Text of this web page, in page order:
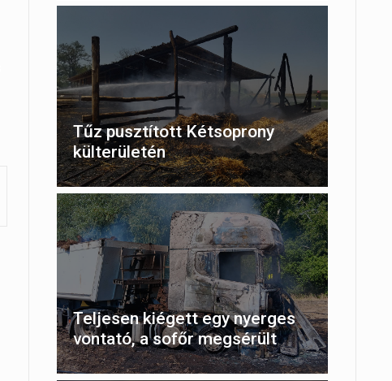
Tűz pusztított Kétsoprony
külterületén
Teljesen kiégett egy nyerges
vontató, a sofőr megsérült